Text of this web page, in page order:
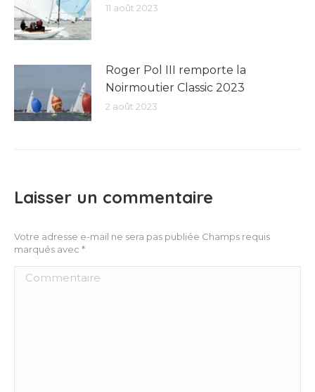
11 août 2023
Roger Pol III remporte la
Noirmoutier Classic 2023
2 août 2023
Laisser un commentaire
Votre adresse e-mail ne sera pas publiée Champs requis
marqués avec *
Commentaire